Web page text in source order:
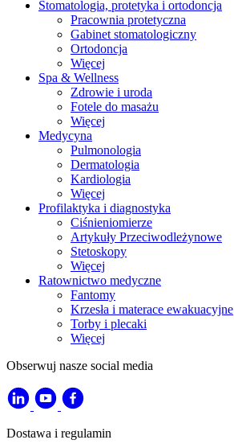
Stomatologia, protetyka i ortodoncja
Pracownia protetyczna
Gabinet stomatologiczny
Ortodoncja
Więcej
Spa & Wellness
Zdrowie i uroda
Fotele do masażu
Więcej
Medycyna
Pulmonologia
Dermatologia
Kardiologia
Więcej
Profilaktyka i diagnostyka
Ciśnieniomierze
Artykuły Przeciwodleżynowe
Stetoskopy
Więcej
Ratownictwo medyczne
Fantomy
Krzesła i materace ewakuacyjne
Torby i plecaki
Więcej
Obserwuj nasze social media
Dostawa i regulamin